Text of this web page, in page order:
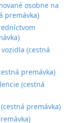
osobne na
premávka)
(cestná
premávka)
(cestná
premávka)